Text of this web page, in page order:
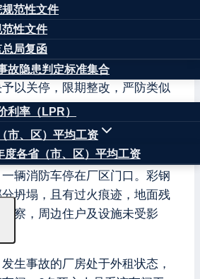
规范性文件
性文件
总局复函
故隐患判定标准集合
利率（LPR）
市、区）平均工资
度各省（市、区）平均工资
有相关企业安全问题展开全面
管委会举一反三，组织白沟镇
区内企业进行地毯式排查整
卡，严查消防安全隐患，对有
以关停，限期整改，严防类似
记者赶到位于白沟镇西芦僧村
到，事故出入路段有两道警戒
辆消防车停在厂区门口。彩钢
坍塌，且有过火痕迹，地面残
观察，周边住户及设施未受影
生事故的厂房处于外租状态，